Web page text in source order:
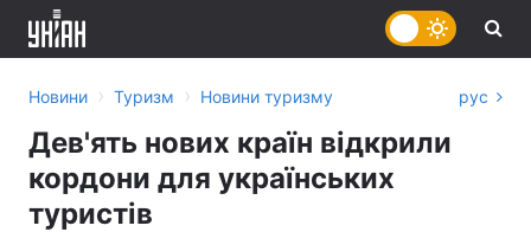
Новини › Туризм › Новини туризму рус
Дев'ять нових країн відкрили
кордони для українських
туристів